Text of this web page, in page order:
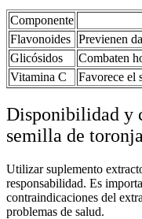
Componente
Flavonoides Previenen
Glicósidos
Combaten
Vitamina C
Favorece el
Disponibilidad y
semilla de toronja
Utilizarsuplemento
responsabilidad. Es
contraindicaciones del
problemas de salud.